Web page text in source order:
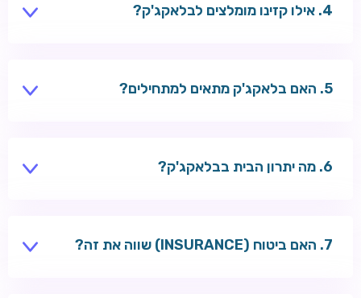
אילו קזינו מומלצים לבלאקג'ק?
האם בלאקג'ק מתאים למתחילים?
מה יתרון הבית בבלאקג'ק?
האם ביטוח (INSURANCE) שווה את זה?